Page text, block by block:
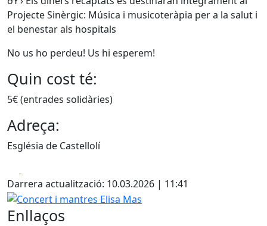
Projecte Sinèrgic: Música i musicoteràpia per a la salut i
el benestar als hospitals
No us ho perdeu! Us hi esperem!
Quin cost té:
5€ (entrades solidàries)
Adreça:
Església de Castellolí
Darrera actualització: 10.03.2026 | 11:41
Concert i mantres Elisa Mas
Enllaços